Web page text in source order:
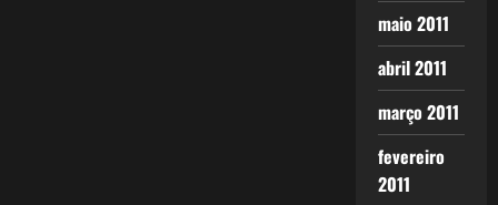
maio 2011
abril 2011
março 2011
fevereiro
2011